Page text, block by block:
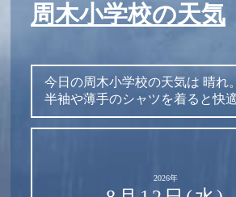
周木小学校の天気
今日の周木小学校の天気は 晴れ。
半袖や薄手のシャツを着ると快
2026年